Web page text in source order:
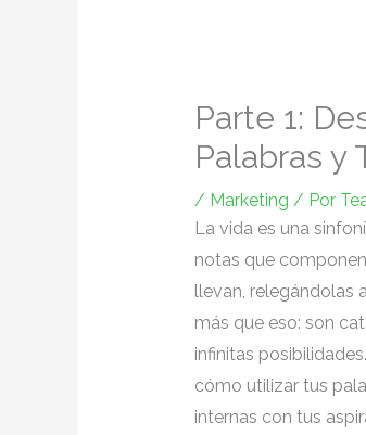
Parte 1:
Palabras y
/ Marketing / Por
La vida es una
notas que
llevan, relegándolas
más que eso: son
infinitas
cómo utilizar tus
internas con tus